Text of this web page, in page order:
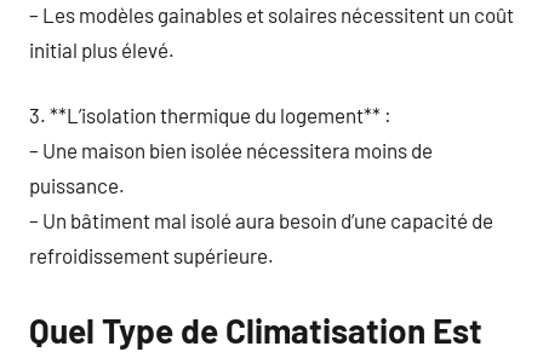
– Les modèles gainables et solaires nécessitent un coût
initial plus élevé.
3. **L’isolation thermique du logement** :
– Une maison bien isolée nécessitera moins de
puissance.
– Un bâtiment mal isolé aura besoin d’une capacité de
refroidissement supérieure.
Quel Type de Climatisation Est